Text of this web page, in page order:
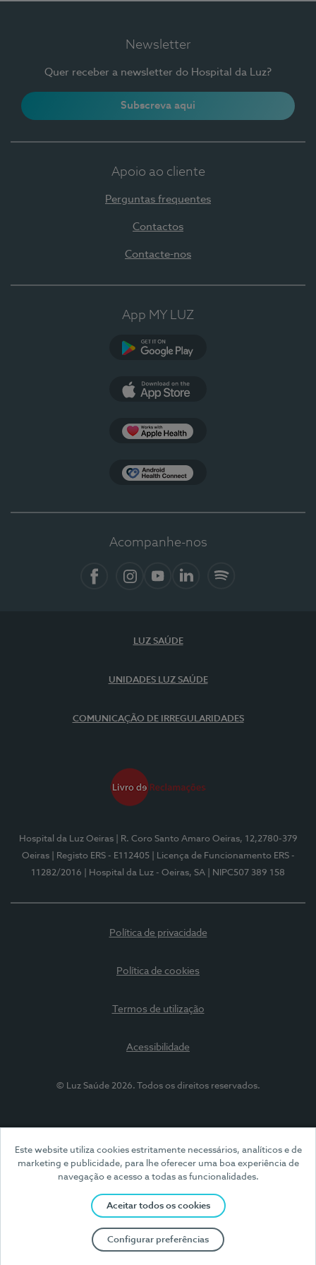
Este website utiliza cookies estritamente necessários, analíticos e de
marketing e publicidade, para lhe oferecer uma boa experiência de
navegação e acesso a todas as funcionalidades.
Aceitar todos os cookies
Configurar preferências
Newsletter
Quer receber a newsletter do Hospital da Luz?
Subscreva aqui
Apoio ao cliente
Perguntas frequentes
Contactos
Contacte-nos
App MY LUZ
Acompanhe-nos
LUZ SAÚDE
UNIDADES LUZ SAÚDE
COMUNICAÇÃO DE IRREGULARIDADES
Hospital da Luz Oeiras
| R. Coro Santo Amaro Oeiras, 12,2780-379
Oeiras
| Registo ERS - E112405
| Licença de Funcionamento ERS -
11282/2016
| Hospital da Luz - Oeiras, SA | NIPC507 389 158
Política de privacidade
Política de cookies
Termos de utilização
Acessibilidade
© Luz Saúde 2026. Todos os direitos reservados.